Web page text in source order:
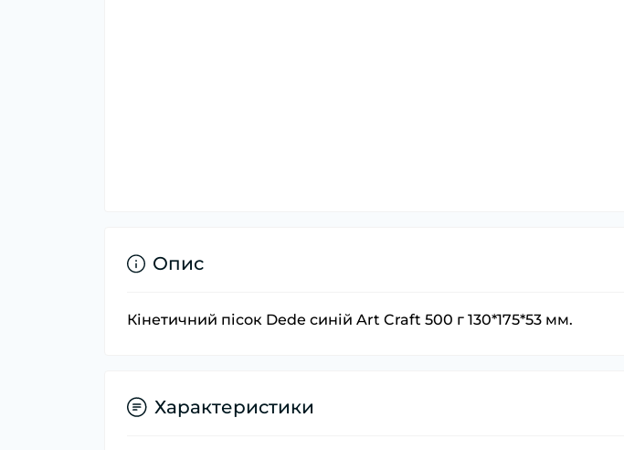
Опис
Кінетичний пісок Dede синій Art Craft 500 г 130*175*53 мм.
Характеристики